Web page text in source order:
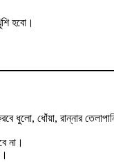
হবো।
ধুলো, ধোঁয়া, রান্নার
না।